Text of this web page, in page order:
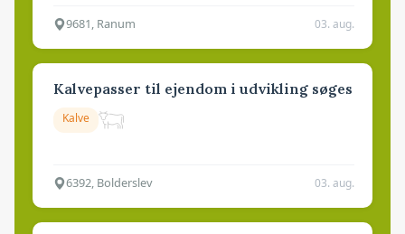
9681, Ranum 03. aug.
Kalvepasser til ejendom i udvikling søges
Kalve
6392, Bolderslev 03. aug.